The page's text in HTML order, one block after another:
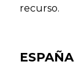
recurso.
ESPAÑA